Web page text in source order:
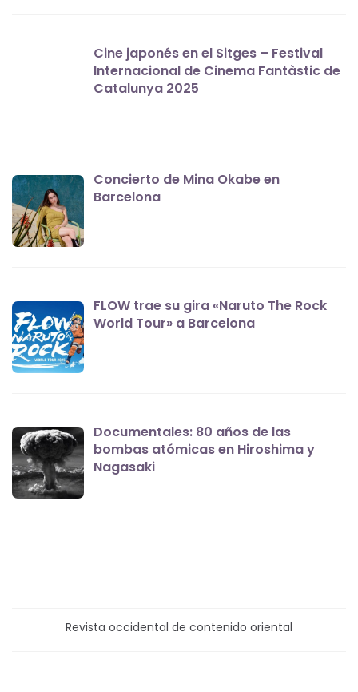
Cine japonés en el Sitges – Festival
Internacional de Cinema Fantàstic de
Catalunya 2025
Concierto de Mina Okabe en
Barcelona
FLOW trae su gira «Naruto The Rock
World Tour» a Barcelona
Documentales: 80 años de las
bombas atómicas en Hiroshima y
Nagasaki
Revista occidental de contenido oriental